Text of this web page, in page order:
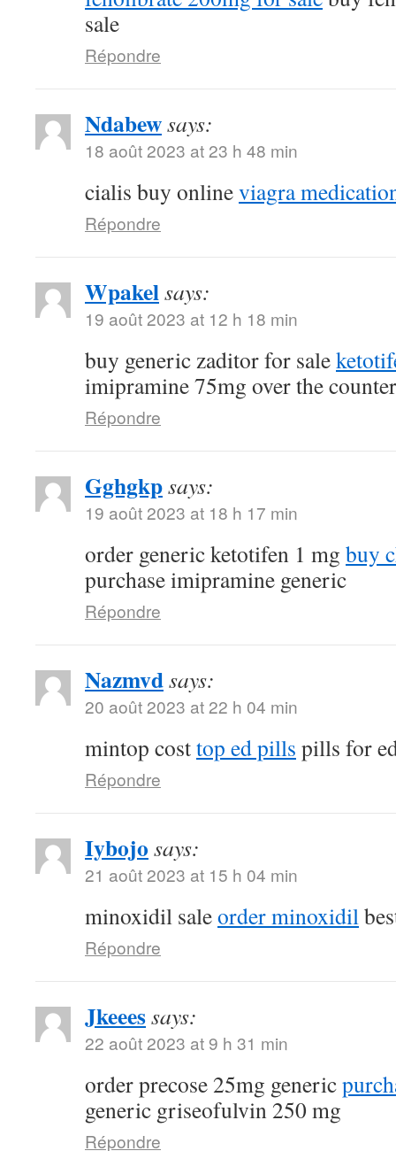
sale
Répondre
Ndabewsays:
18 août 2023 at 23 h 48 min
cialis buy onlineviagra
Répondre
Wpakelsays:
19 août 2023 at 12 h 18 min
buy generic zaditor for sale
imipramine 75mg over the counter
Répondre
Gghgkpsays:
19 août 2023 at 18 h 17 min
order generic ketotifen 1 mg buy
purchase imipramine generic
Répondre
Nazmvdsays:
20 août 2023 at 22 h 04 min
mintop costtop ed pills pills for
Répondre
Iybojo says:
21 août 2023 at 15 h 04 min
minoxidil saleorder minoxidil
Répondre
Jkeeessays:
22 août 2023 at 9 h 31 min
order precose 25mg generic
generic griseofulvin 250 mg
Répondre